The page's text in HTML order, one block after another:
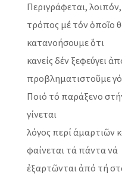
Περιγράφεται,
τρόπος μέ τόν ὁποῖο
κατανοήσουμε ὅτι
κανείς δέν ξεφεύγει
προβληματιστοῦμε
Ποιό τό παράξενο
γίνεται
λόγος περί
φαίνεται τά πάντα νά
ἐξαρτῶνται ἀπό τή